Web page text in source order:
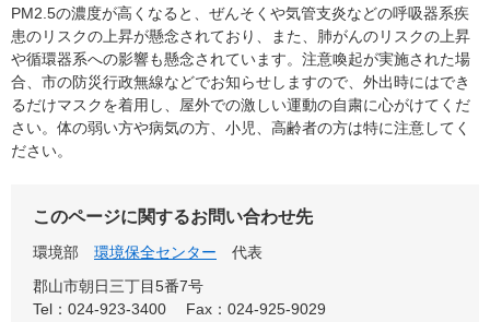
PM2.5の濃度が高くなると、ぜんそくや気管支炎などの呼吸器系疾
患のリスクの上昇が懸念されており、また、肺がんのリスクの上昇
や循環器系への影響も懸念されています。注意喚起が実施された場
合、市の防災行政無線などでお知らせしますので、外出時にはでき
るだけマスクを着用し、屋外での激しい運動の自粛に心がけてくだ
さい。体の弱い方や病気の方、小児、高齢者の方は特に注意してく
ださい。
このページに関するお問い合わせ先
環境部 環境保全センター
代表
郡山市朝日三丁目5番7号
Tel：024-923-3400
Fax：024-925-9029